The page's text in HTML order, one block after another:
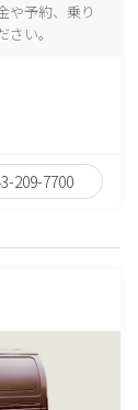
や予約、乗り
い。
209-7700